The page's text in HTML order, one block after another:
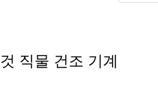
직물 건조 기계